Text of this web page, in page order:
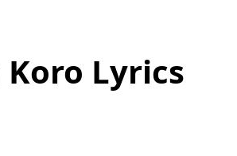
Lyrics